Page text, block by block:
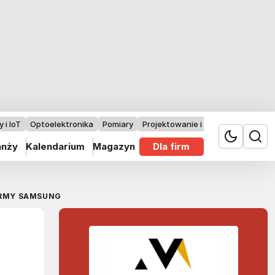
i IoT Optoelektronika Pomiary Projektowanie i badania
Kalendarium Magazyn Dla firm
SAMSUNG